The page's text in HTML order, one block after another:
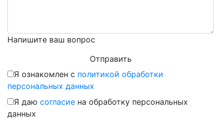
Напишите ваш вопрос
Я ознакомлен с политикой обработки
персональных данных
Я даю согласие на обработку персональных
данных